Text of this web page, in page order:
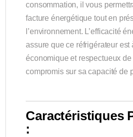
consommation, il vous
facture énergétique tout en
l’environnement. L’efficacité
assure que ce réfrigérateur est
économique et respectueux
compromis sur sa capacité de
Caractéristiques
: